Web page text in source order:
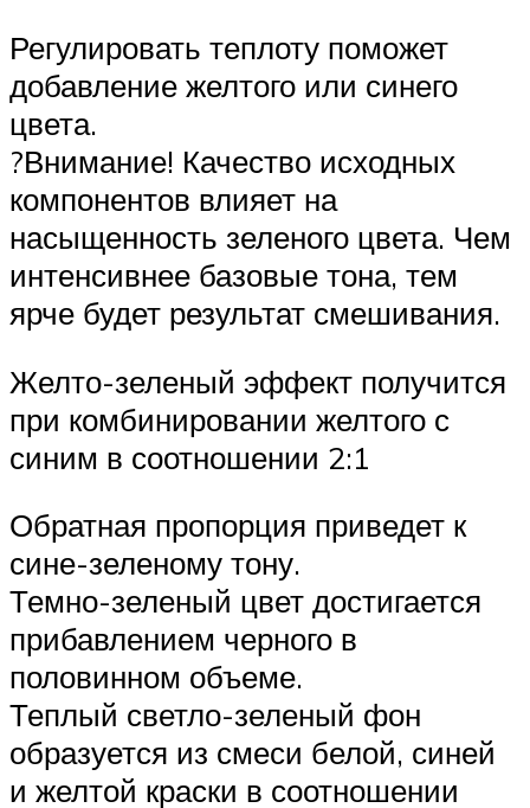
Регулировать теплоту поможет
добавление желтого или синего
цвета.
?Внимание! Качество исходных
компонентов влияет на
насыщенность зеленого цвета. Чем
интенсивнее базовые тона, тем
ярче будет результат смешивания.
Желто-зеленый эффект получится
при комбинировании желтого с
синим в соотношении 2:1
Обратная пропорция приведет к
сине-зеленому тону.
Темно-зеленый цвет достигается
прибавлением черного в
половинном объеме.
Теплый светло-зеленый фон
образуется из смеси белой, синей
и желтой краски в соотношении